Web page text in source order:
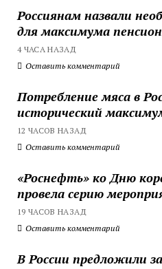
Россиянам назвали
для максимума
4 ЧАСА НАЗАД
Оставить комментарий
Потребление мяса в
исторический
12 ЧАСОВ НАЗАД
Оставить комментарий
«Роснефть» ко Дню
провела серию
19 ЧАСОВ НАЗАД
Оставить комментарий
В России предложили